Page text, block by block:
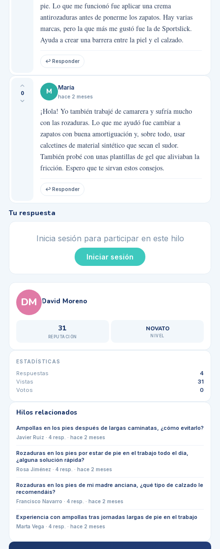
pie. Lo que me funcionó fue aplicar una crema
antirozaduras antes de ponerme los zapatos. Hay varias
marcas, pero la que más me gustó fue la de Sportslick.
Ayuda a crear una barrera entre la piel y el calzado.
↩ Responder
0 M María
hace 2 meses
¡Hola! Yo también trabajé de camarera y sufría mucho
con las rozaduras. Lo que me ayudó fue cambiar a
zapatos con buena amortiguación y, sobre todo, usar
calcetines de material sintético que secan el sudor.
También probé con unas plantillas de gel que aliviaban la
fricción. Espero que te sirvan estos consejos.
↩ Responder
Tu respuesta
Inicia sesión para participar en este hilo
Iniciar sesión
DM David Moreno
31
REPUTACIÓN
NOVATO
NIVEL
ESTADÍSTICAS
Respuestas
4
Vistas
31
Votos
0
Hilos relacionados
Ampollas en los pies después de largas caminatas, ¿cómo evitarlo?
Javier Ruiz · 4resp. · hace 2 meses
Rozaduras en los pies por estar de pie en el trabajo todo el día,
¿alguna solución rápida?
Rosa Jiménez · 4resp. · hace 2 meses
Rozaduras en los pies de mi madre anciana, ¿qué tipo de calzado le
recomendáis?
Francisco Navarro · 4resp. · hace 2 meses
Experiencia con ampollas tras jornadas largas de pie en el trabajo
Marta Vega · 4resp. · hace 2 meses